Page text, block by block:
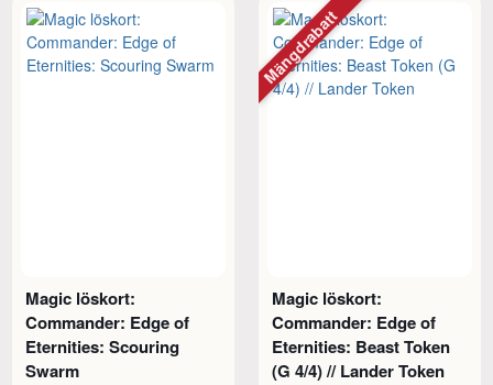
Magic löskort:
Commander: Edge of
Eternities: Scouring
Swarm
Magic löskort:
Commander: Edge of
Eternities: Beast Token
(G 4/4) // Lander Token
Mängdrabatt